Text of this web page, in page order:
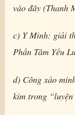
vào đây (Thanh
c) Y Minh: giải
Phần Tâm Yếu
d) Công xảo
kim trong